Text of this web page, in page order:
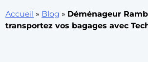
Accueil » Blog » Déménageur
transportez vos bagages avec